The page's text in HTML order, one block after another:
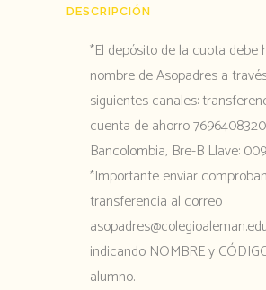
DESCRIPCIÓN
*El depósito de la cuota debe
nombre de Asopadres a
siguientes canales:
cuenta de ahorro
Bancolombia, Bre-B Llave:
*Importante enviar
transferencia al correo
indicando NOMBRE y
alumno.